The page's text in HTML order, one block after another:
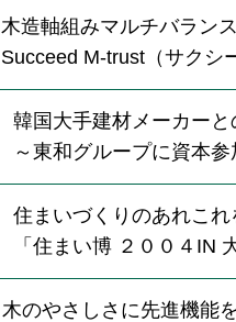
木造軸組みマルチバラン
Succeed M‐trust（サクシ
韓国大手建材メーカー
～東和グループに資本参
住まいづくりのあれこ
「住まい博 ２００４IN
木のやさしさに先進機能